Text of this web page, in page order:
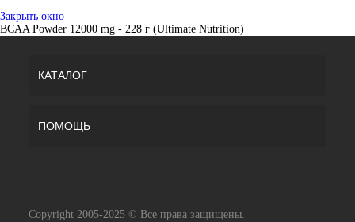
Закрыть окно
BCAA Powder 12000 mg - 228 г (Ultimate Nutrition)
КАТАЛОГ
ПОМОЩЬ
Copyright 2005-2025 © Все права защищены.